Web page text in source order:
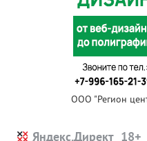
ООО "Регион
Яндекс.Директ